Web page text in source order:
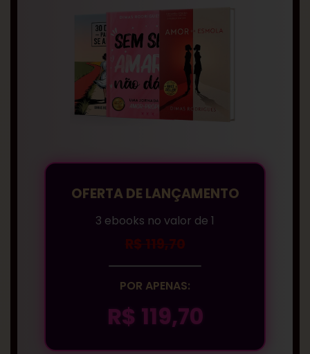
OFERTA DE LANÇAMENTO
3 ebooks no valor de 1
R$ 119,70
POR APENAS:
R$ 119,70